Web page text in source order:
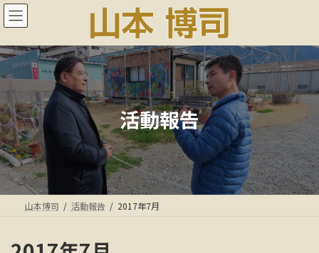
コ
ン
ン
ツ
へ
ス
キ
ッ
プ
ナ
ビ
ー
シ
ョ
ン
に
移
動
活動報告
山本博司 活動報告 2017年7月